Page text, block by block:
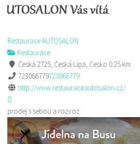
Restaurace AUTOSALON
Restaurace
Česká 2725, Česká Lípa, Česko 0.25 km
723066779723066779
http://www.restauraceautosalon.cz/
prodej s sebou a rozvoz